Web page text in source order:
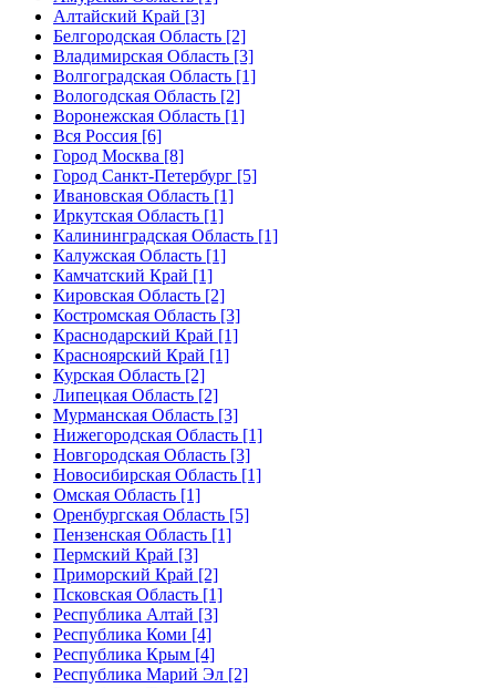
Алтайский Край [3]
Белгородская Область [2]
Владимирская Область [3]
Волгоградская Область [1]
Вологодская Область [2]
Воронежская Область [1]
Вся Россия [6]
Город Москва [8]
Город Санкт-Петербург [5]
Ивановская Область [1]
Иркутская Область [1]
Калининградская Область [1]
Калужская Область [1]
Камчатский Край [1]
Кировская Область [2]
Костромская Область [3]
Краснодарский Край [1]
Красноярский Край [1]
Курская Область [2]
Липецкая Область [2]
Мурманская Область [3]
Нижегородская Область [1]
Новгородская Область [3]
Новосибирская Область [1]
Омская Область [1]
Оренбургская Область [5]
Пензенская Область [1]
Пермский Край [3]
Приморский Край [2]
Псковская Область [1]
Республика Алтай [3]
Республика Коми [4]
Республика Крым [4]
Республика Марий Эл [2]